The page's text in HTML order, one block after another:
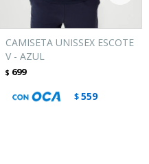
CAMISETA UNISSEX ESCOTE
V - AZUL
$ 699
$559